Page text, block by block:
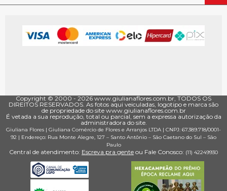
Copyright © 2000 - ­2026 www.giulianaflores.com.br, TODOS OS
DIREITOS RESERVADOS. As fotos aqui veiculadas, logotipo e marca são
de propriedade do site www.giulianaflores.com.br
É vetada a sua reprodução, total ou parcial, sem a expressa autorização da
administradora do site.
Giuliana Flores | Giuliana Comércio de Flores e Arranjos LTDA | CNPJ: 67.389.718/0001­
92 | Endereço: Rua Monte Alegre, 127 – Santo Antônio – São Caetano do Sul – São
Paulo
Central de atendimento: Escreva pra gente ou Fale Conosco: (11) 4224­9930